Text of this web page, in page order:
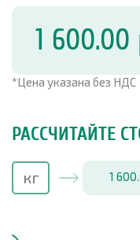
1 600.00
*Цена указана без НДС
РАССЧИТАЙТЕ
1